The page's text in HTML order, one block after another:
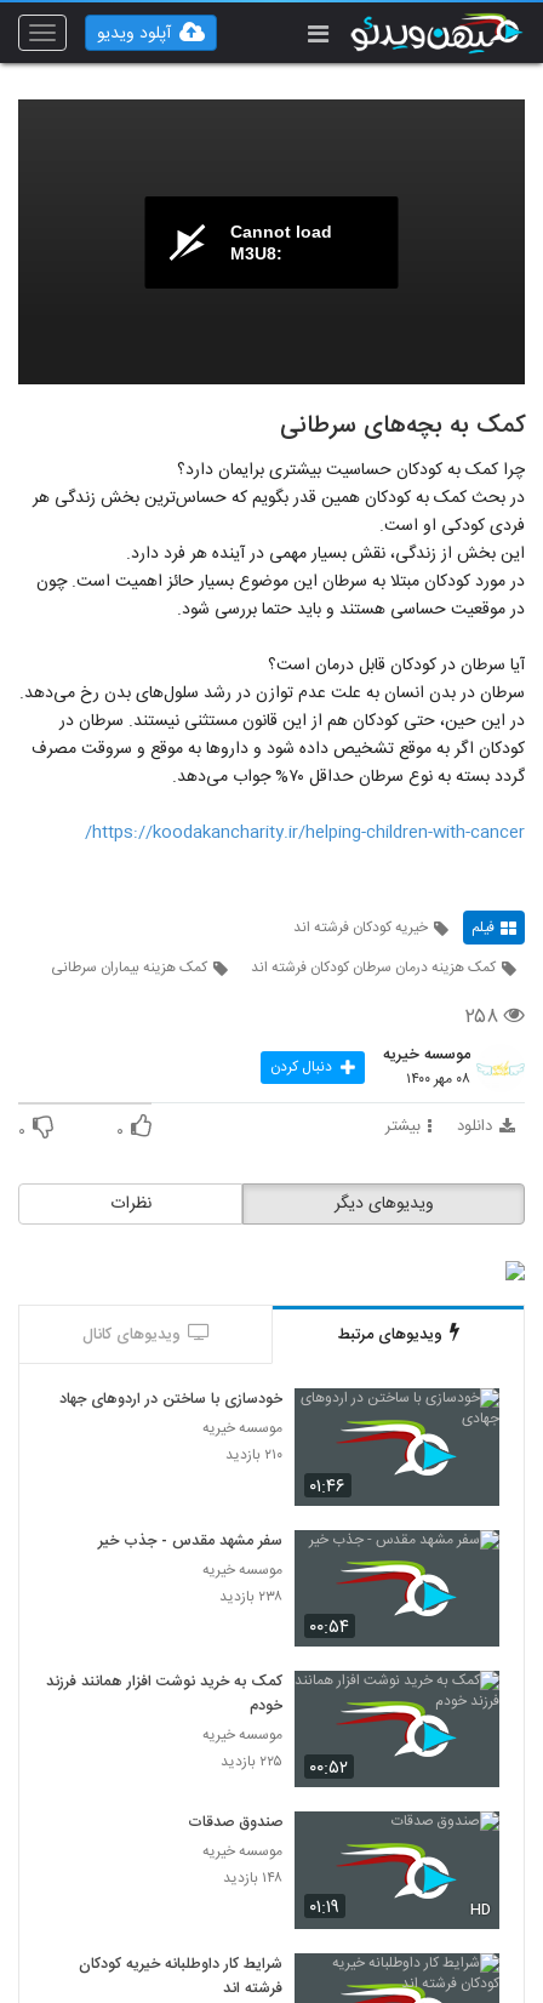
Toggle
آپلود ویدیو
Cannot load
M3U8:
کمک به بچه‌های سرطانی
چرا کمک به کودکان حساسیت بیشتری برایمان دارد؟
در بحث کمک به کودکان همین قدر بگویم که حساس‌ترین بخش زندگی هر
فردی کودکی او است.
این بخش از زندگی، نقش بسیار مهمی در آینده هر فرد دارد.
در مورد کودکان مبتلا به سرطان این موضوع بسیار حائز اهمیت است. چون
در موقعیت حساسی هستند و باید حتما بررسی شود.
آیا سرطان در کودکان قابل درمان است؟
سرطان در بدن انسان به علت عدم توازن در رشد سلول‌های بدن رخ می‌دهد.
در این حین، حتی کودکان هم از این قانون مستثنی نیستند. سرطان در
کودکان اگر به موقع تشخیص داده شود و داروها به موقع و سروقت مصرف
گردد بسته به نوع سرطان حداقل ۷۰% جواب می‌دهد.
https://koodakancharity.ir/helping-children-with-cancer/
فیلم
خیریه کودکان فرشته اند
کمک هزینه درمان سرطان کودکان فرشته اند
کمک هزینه بیماران سرطانی
۲۵۸
موسسه خیریه
۰۸ مهر ۱۴۰۰ دنبال کردن
دانلود بیشتر ۰ ۰
نظرات ویدیوهای دیگر
ویدیوهای مرتبط ویدیوهای کانال
۰۱:۴۶
خودسازی با ساختن در اردوهای جهادی
موسسه خیریه
۲۱۰ بازدید
۰۰:۵۴
سفر مشهد مقدس - جذب خیر
موسسه خیریه
۲۳۸ بازدید
۰۰:۵۲
کمک به خرید نوشت افزار همانند فرزند
خودم
موسسه خیریه
۲۲۵ بازدید
۰۱:۱۹ HD
صندوق صدقات
موسسه خیریه
۱۴۸ بازدید
شرایط کار داوطلبانه خیریه کودکان
فرشته اند